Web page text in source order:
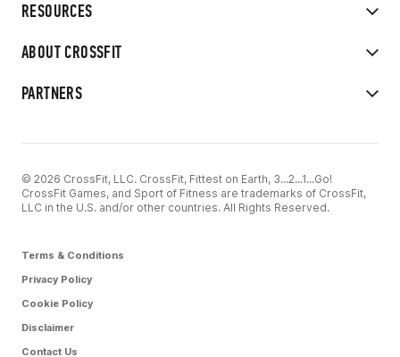
RESOURCES
ABOUT CROSSFIT
PARTNERS
© 2026 CrossFit, LLC. CrossFit, Fittest on Earth, 3...2...1...Go!
CrossFit Games, and Sport of Fitness are trademarks of CrossFit,
LLC in the U.S. and/or other countries. All Rights Reserved.
Terms & Conditions
Privacy Policy
Cookie Policy
Disclaimer
Contact Us